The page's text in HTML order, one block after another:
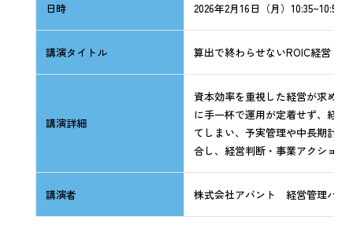
日時 2026年2月16日（月）10:35~10:55
講演タイトル 算出で終わらせないROIC経営
講演詳細
資本効率を重視した経営が求め
に手一杯で運用が定着せず、経
てしまい、予実管理や中長期計
合し、経営判断・事業アクショ
講演者 株式会社アバント 経営管理パ